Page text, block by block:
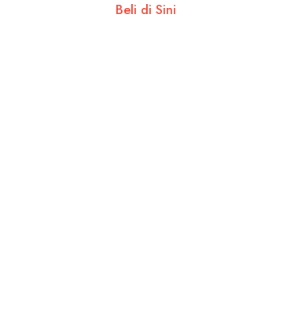
Beli di Sini